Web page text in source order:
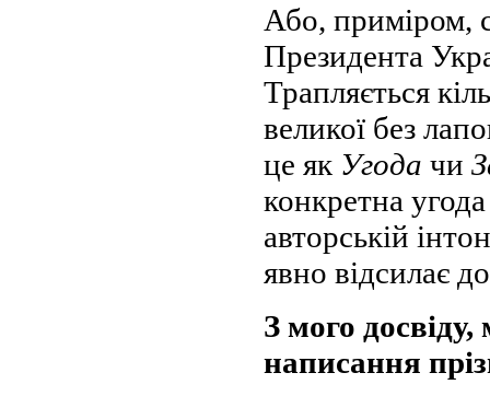
Або, приміром,
Президента
Трапляється
великої без
це як Угода чи
конкретна
авторській
явно відсилає
З мого
написання